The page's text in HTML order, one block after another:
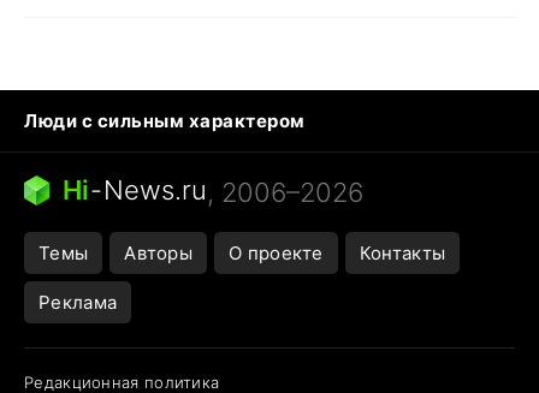
Люди с сильным характером
Кошка писает на кровать
Тунцы в океанариуме
Ядовитые пауки России
Города в ядерной войне
Hi-News.ru, 2006–2026
Темы Авторы О проекте Контакты
Реклама
Редакционная политика